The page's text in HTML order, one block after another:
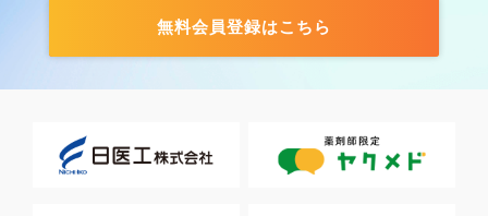
無料会員登録はこちら